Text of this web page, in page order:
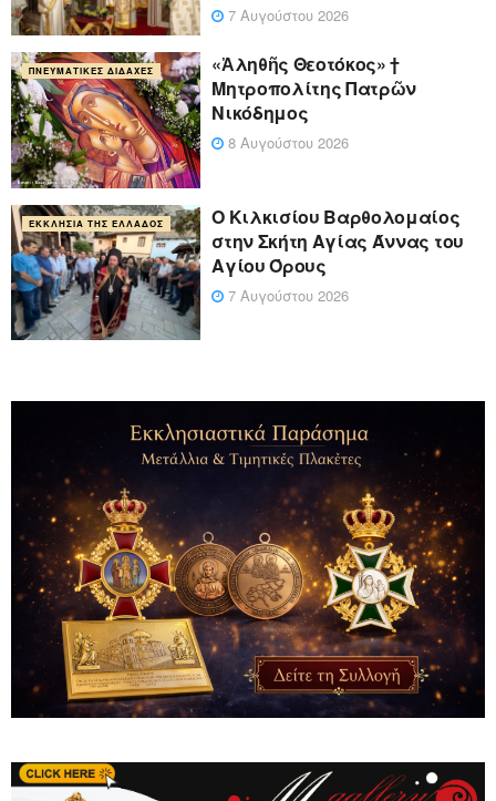
7 Αυγούστου 2026
ΠΝΕΥΜΑΤΙΚΈΣ ΔΙΔΑΧΈΣ
«Ἀληθῆς Θεοτόκος» †
Μητροπολίτης Πατρῶν
Νικόδημος
8 Αυγούστου 2026
ΕΚΚΛΗΣΊΑ ΤΗΣ ΕΛΛΆΔΟΣ
Ο Κιλκισίου Βαρθολομαίος
στην Σκήτη Αγίας Άννας του
Αγίου Όρους
7 Αυγούστου 2026